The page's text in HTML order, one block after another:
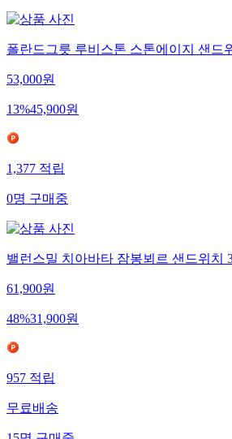
폴란드그릇 루비스톤 스톤에이지 샌드
53,000원
13%45,900원
1,377적립
0명구매중
밸런스밀 치아바타 잠봉뵈르 샌드위치
61,900원
48%31,900원
957적립
무료배송